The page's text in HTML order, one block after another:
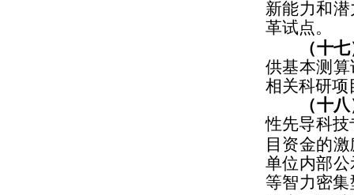
新能力和
革试点。
（十
供基本测
相关科研项
（十
性先导科
目资金的
单位内部
等智力密